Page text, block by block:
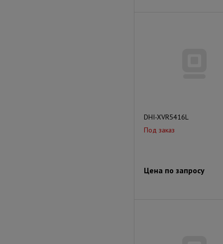
DHI-XVR5416L
Под заказ
Цена по запросу